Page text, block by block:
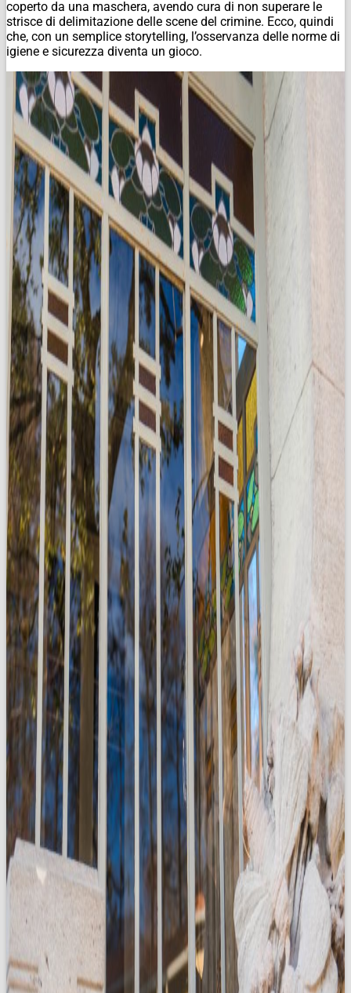
coperto da una maschera, avendo cura di non superare le
strisce di delimitazione delle scene del crimine. Ecco, quindi
che, con un semplice storytelling, l’osservanza delle norme di
igiene e sicurezza diventa un gioco.